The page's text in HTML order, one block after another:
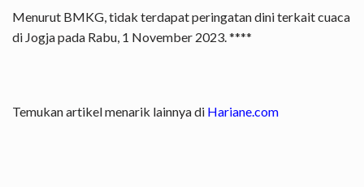
Menurut BMKG, tidak terdapat peringatan dini terkait cuaca
di Jogja pada Rabu, 1 November 2023. ****
Temukan artikel menarik lainnya di Hariane.com